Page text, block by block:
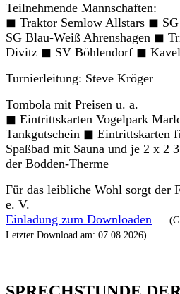
Teilnehmende Mannschaften:
◼ Traktor Semlow Allstars ◼
SG Blau-Weiß Ahrenshagen ◼
Divitz ◼ SV Böhlendorf ◼
Turnierleitung: Steve Kröger
Tombola mit Preisen u. a.
◼ Eintrittskarten Vogelpark
Tankgutschein ◼ Eintrittskarten
Spaßbad mit Sauna und je 2 x 2
der Bodden-Therme
Für das leibliche Wohl sorgt der
e. V.
Einladung zum Downloaden
Letzter Download am: 07.08.2026)